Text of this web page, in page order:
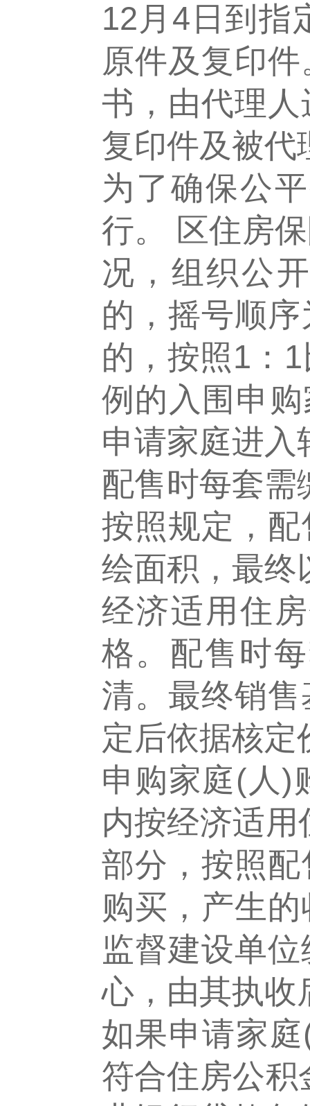
12月4日到指
原件及复印
书，由代理
复印件及被代
为了确保公
行。 区住房
况，组织公
的，摇号顺
的，按照1：
例的入围申
申请家庭进入
配售时每套需
按照规定，
绘面积，最终
经济适用住
格。配售时
清。最终销
定后依据核定
申购家庭(人)
内按经济适
部分，按照
购买，产生
监督建设单
心，由其执收
如果申请家
符合住房公